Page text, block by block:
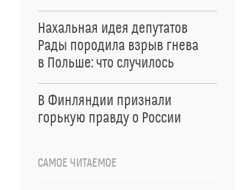
Нахальная идея депутатов
Рады породила взрыв гнева
в Польше: что случилось
В Финляндии признали
горькую правду о России
САМОЕ ЧИТАЕМОЕ